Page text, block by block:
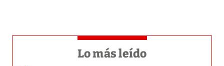
Lo más leído